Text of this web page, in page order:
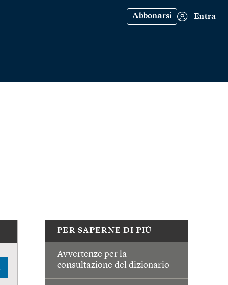
Abbonarsi Entra
PER SAPERNE DI PIÙ
Avvertenze per la
consultazione del dizionario